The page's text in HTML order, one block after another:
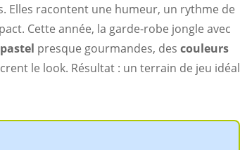
Elles racontent une humeur, un rythme de
Cette année, la garde-robe jongle avec
presque gourmandes, des couleurs
le look. Résultat : un terrain de jeu idéal